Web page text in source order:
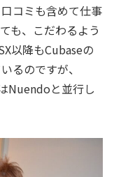
コミも含めて仕事
も、こだわるよう
以降もCubaseの
るのですが、
Nuendoと並行し